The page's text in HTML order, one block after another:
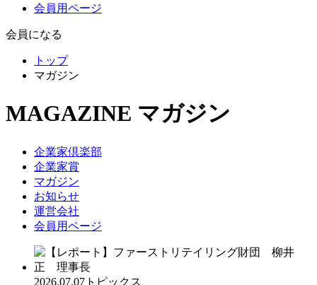
会員用ページ
会員になる
トップ
マガジン
MAGAZINE マガジン
企業家倶楽部
企業家賞
マガジン
お知らせ
運営会社
会員用ページ
2026.07.07 トピックス